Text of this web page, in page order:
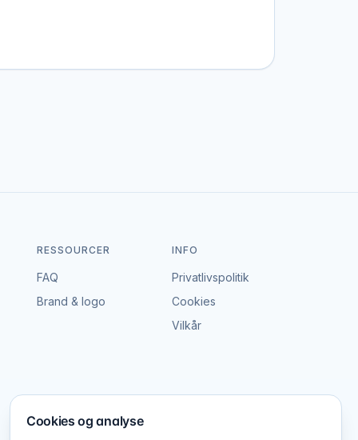
at du ikke kun finder dem med base i
RESSOURCER
FAQ
Brand & logo
INFO
Privatlivspolitik
Cookies
Vilkår
Cookies og analyse